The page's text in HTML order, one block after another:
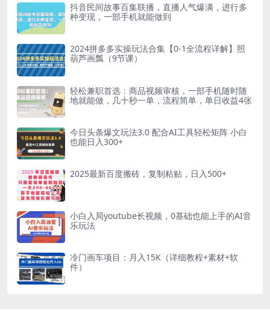
抖音民间故事百集联播，直播人气爆满，进行多
种变现，一部手机就能做到
2024拼多多实操玩法合集【0-1全流程详解】照
葫芦画瓢（9节课）
轻松兼职首选：商品视频审核，一部手机随时随
地就能做，几十秒一单，流程简单，单日收益4张
今日头条爆文玩法3.0 配合AI工具轻松矩阵 小白
也能日入300+
2025最新百度搬砖，复制粘贴，日入500+
小白入局youtube长视频，0基础也能上手的AI音
乐玩法
冷门画车项目：月入15K（详细教程+素材+软
件）